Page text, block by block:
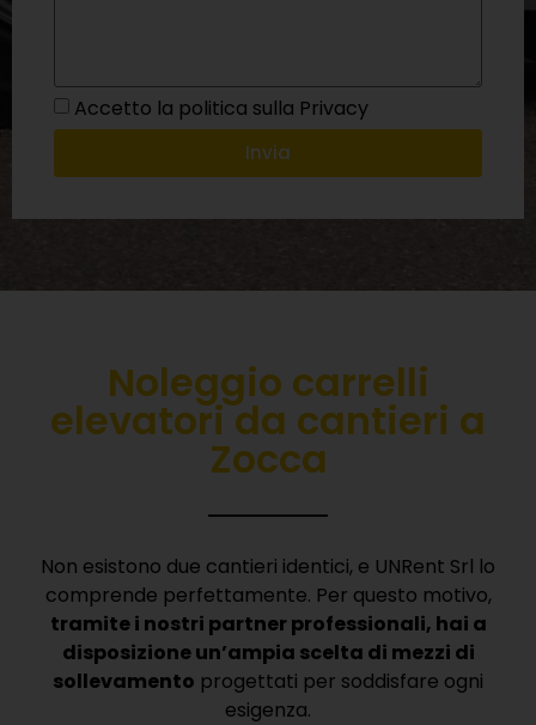
Accetto la politica sulla Privacy
Invia
Noleggio carrelli
elevatori da cantieri a
Zocca
Non esistono due cantieri identici, e UNRent Srl lo
comprende perfettamente. Per questo motivo,
tramite i nostri partner professionali, hai a
disposizione un’ampia scelta di mezzi di
sollevamento progettati per soddisfare ogni
esigenza.